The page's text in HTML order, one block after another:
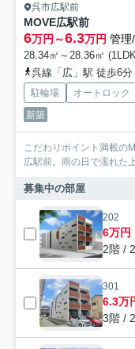
呉市広駅前
MOVE広駅前
6万円～6.3万円 管理
28.34㎡～28.36㎡
呉線「広」駅 徒歩6分
駐輪場 オートロック
新築
こだわりポイント満載の
広駅前。雨の日で濡れた
募集中の部屋
202
6万円
2階 /
301
6.3万
3階 /